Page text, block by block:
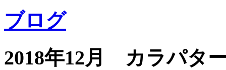
ブログ
2018年12月 カラパタ